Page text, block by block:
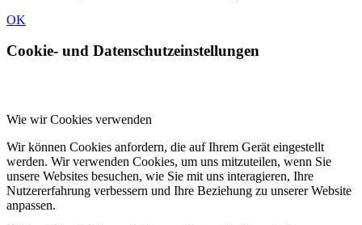
OK
Cookie- und Datenschutzeinstellungen
Wie wir Cookies verwenden
Wir können Cookies anfordern, die auf Ihrem Gerät eingestellt
werden. Wir verwenden Cookies, um uns mitzuteilen, wenn Sie
unsere Websites besuchen, wie Sie mit uns interagieren, Ihre
Nutzererfahrung verbessern und Ihre Beziehung zu unserer Website
anpassen.